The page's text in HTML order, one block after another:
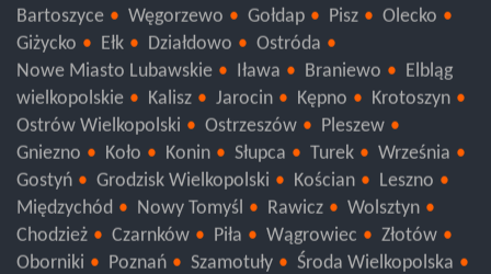
Mrągowo
Lidzbark Warmiński
Kętrzyn
Bartoszyce
Węgorzewo Gołdap Pisz
Giżycko
Ełk Działdowo
Ostróda
Nowe Miasto Lubawskie
Iława Braniewo
Elbląg
wielkopolskie
Kalisz Jarocin Kępno
Krotoszyn
Ostrów Wielkopolski
Ostrzeszów
Pleszew
Gniezno
Koło Konin Słupca Turek
Września
Gostyń
Grodzisk Wielkopolski Kościan
Leszno
Międzychód
Nowy Tomyśl Rawicz
Wolsztyn
Chodzież
Czarnków Piła Wągrowiec
Złotów